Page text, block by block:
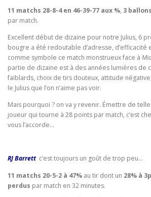
11 matchs 28-8-4 en 46-39-77 aux %, 3
par match.
Excellent début de dizaine pour notre Julius, 6
bougre a été redoutable d’adresse, d’efficacité
comme symbole ce match monstrueux face à
partie de dizaine est à des années lumières de
faiblards, choix de tirs douteux, attitude
le Julius que l’on n’aime pas voir.
Mais pourquoi ? on va y revenir. Émettre de
joueur qui tourne à 28 points par match, c’est
vous l’accorde…
RJ Barrettc’est toujours un goût de trop peu…
11 matchs 20-5-2 à 47% au tir dont un 28% à
perdus par match en 32 minutes.